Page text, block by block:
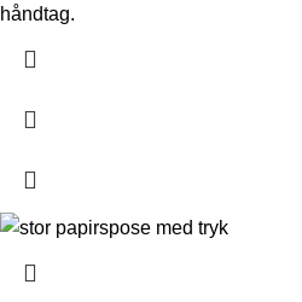
håndtag.